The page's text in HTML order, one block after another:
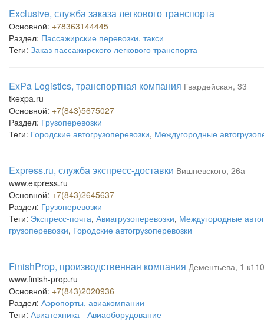
Exclusive, служба заказа легкового транспорта
Основной: +78363144445
Раздел: Пассажирские перевозки, такси
Теги: Заказ пассажирского легкового транспорта
ExPa Logistics, транспортная компания Гвардейская, 33
tkexpa.ru
Основной: +7(843)5675027
Раздел: Грузоперевозки
Теги: Городские автогрузоперевозки, Междугородные
Express.ru, служба экспресс-доставки Вишневского, 26а
www.express.ru
Основной: +7(843)2645637
Раздел: Грузоперевозки
Теги: Экспресс-почта, Авиагрузоперевозки, Междугородные
грузоперевозки, Городские автогрузоперевозки
FinishProp, производственная компания Дементьева, 1 к110
www.finish-prop.ru
Основной: +7(843)2020936
Раздел: Аэропорты, авиакомпании
Теги: Авиатехника - Авиаоборудование